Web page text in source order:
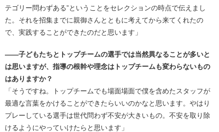
テゴリー問わずある”ということをセレクションの時点で伝えまし
た。それを招集までに親御さんとともに考えてから来てくれたの
で、実践することができたのだと思います」
――子どもたちとトップチームの選手では当然異なることが多いと
は思いますが、指導の根幹や理念はトップチームも変わらないもの
はありますか？
「そうですね。トップチームでも場面場面で僕を含めたスタッフが
最適な言葉をかけることができたらいいのかなと思います。やはり
プレーしている選手は世代問わず不安が大きいもの。不安を取り除
けるようにやっていけたらと思います」